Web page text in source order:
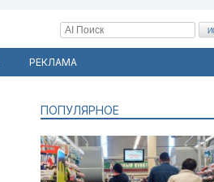
РЕКЛАМА
ПОПУЛЯРНОЕ